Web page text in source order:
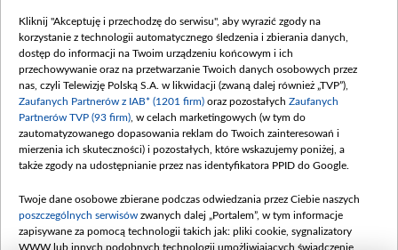
Procedura zgłoszeń wewnętrznych
Kliknij "Akceptuję i przechodzę do serwisu", aby wyrazić zgody na
korzystanie z technologii automatycznego śledzenia i zbierania danych,
dostęp do informacji na Twoim urządzeniu końcowym i ich
przechowywanie oraz na przetwarzanie Twoich danych osobowych przez
nas, czyli Telewizję Polską S.A. w likwidacji (zwaną dalej również „TVP”),
Zaufanych Partnerów z IAB* (1201 firm) oraz pozostałych Zaufanych
Partnerów TVP (93 firm) , w celach marketingowych (w tym do
zautomatyzowanego dopasowania reklam do Twoich zainteresowań i
mierzenia ich skuteczności) i pozostałych, które wskazujemy poniżej, a
także zgody na udostępnianie przez nas identyfikatora PPID do Google.
Twoje dane osobowe zbierane podczas odwiedzania przez Ciebie naszych
poszczególnych serwisów zwanych dalej „Portalem”, w tym informacje
zapisywane za pomocą technologii takich jak: pliki cookie, sygnalizatory
WWW lub innych podobnych technologii umożliwiających świadczenie